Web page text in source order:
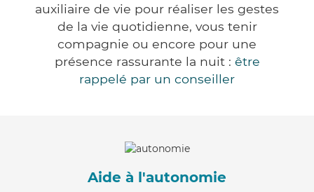
auxiliaire de vie pour réaliser les gestes
de la vie quotidienne, vous tenir
compagnie ou encore pour une
présence rassurante la nuit : être
rappelé par un conseiller
Aide à l'autonomie